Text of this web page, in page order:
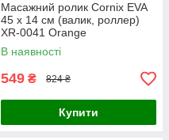
Масажний ролик Cornix EVA
45 x 14 см (валик, роллер)
XR-0041 Orange
В наявності
549 ₴ 824 ₴
Купити